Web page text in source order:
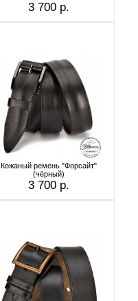
3 700 р.
Кожаный ремень "Форсайт"
(чёрный)
3 700 р.